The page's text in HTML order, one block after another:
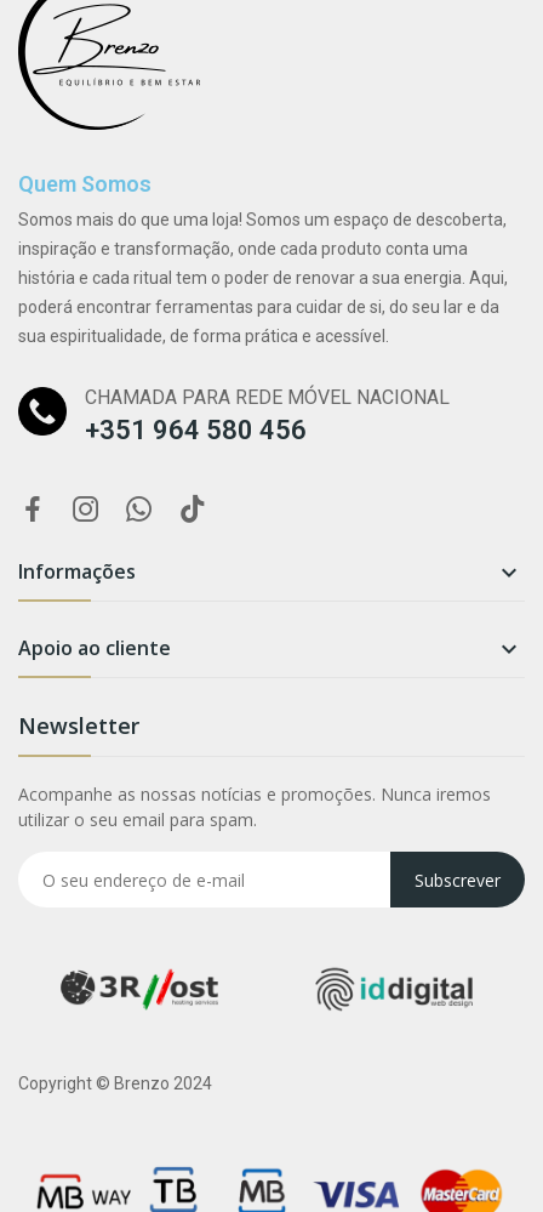
Quem Somos
Somos mais do que uma loja! Somos um espaço de descoberta,
inspiração e transformação, onde cada produto conta uma
história e cada ritual tem o poder de renovar a sua energia. Aqui,
poderá encontrar ferramentas para cuidar de si, do seu lar e da
sua espiritualidade, de forma prática e acessível.
CHAMADA PARA REDE MÓVEL NACIONAL
+351 964 580 456
Informações 
Apoio ao cliente 
Newsletter
Acompanhe as nossas notícias e promoções. Nunca iremos
utilizar o seu email para spam.
Subscrever
Copyright © Brenzo 2024